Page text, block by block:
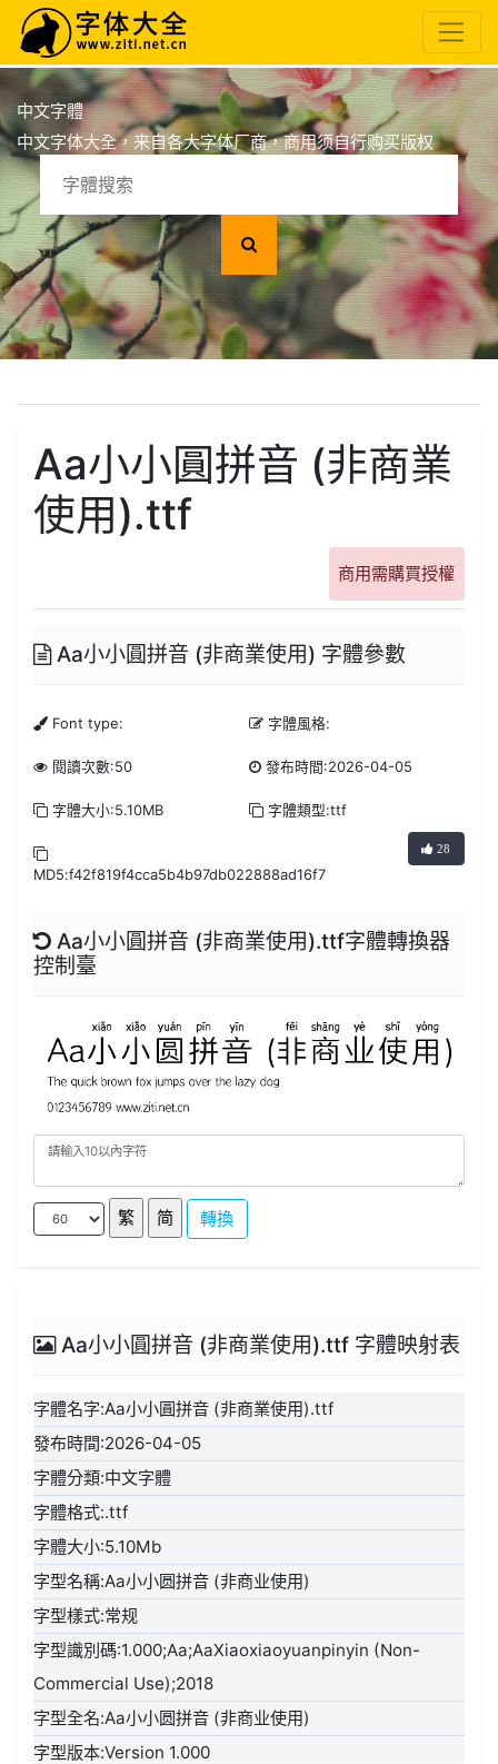
中文字體
中文字体大全，来自各大字体厂商，商用须自行购买版权
Aa小小圓拼音 (非商業
使用).ttf
商用需購買授權
Aa小小圓拼音 (非商業使用) 字體參數
Font type: 字體風格:
閱讀次數:50 發布時間:2026-04-05
字體大小:5.10MB 字體類型:ttf
MD5:f42f819f4cca5b4b97db022888ad16f7
28
Aa小小圓拼音 (非商業使用).ttf字體轉換器
控制臺
轉換
Aa小小圓拼音 (非商業使用).ttf 字體映射表
字體名字:Aa小小圓拼音 (非商業使用).ttf
發布時間:2026-04-05
字體分類:中文字體
字體格式:.ttf
字體大小:5.10Mb
字型名稱:Aa小小圆拼音 (非商业使用)
字型樣式:常规
字型識別碼:1.000;Aa;AaXiaoxiaoyuanpinyin (Non-
Commercial Use);2018
字型全名:Aa小小圆拼音 (非商业使用)
字型版本:Version 1.000